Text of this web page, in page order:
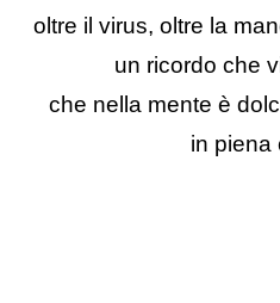
oltre il virus, oltre la
un ricordo che
che nella mente è
in piena